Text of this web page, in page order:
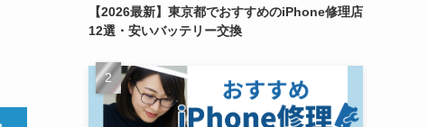
【2026最新】東京都でおすすめのiPhone修理店
12選・安いバッテリー交換